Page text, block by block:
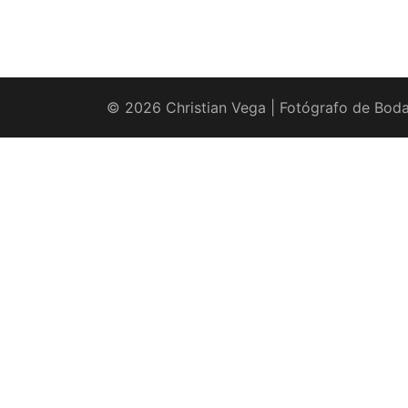
© 2026 Christian Vega | Fotógrafo de